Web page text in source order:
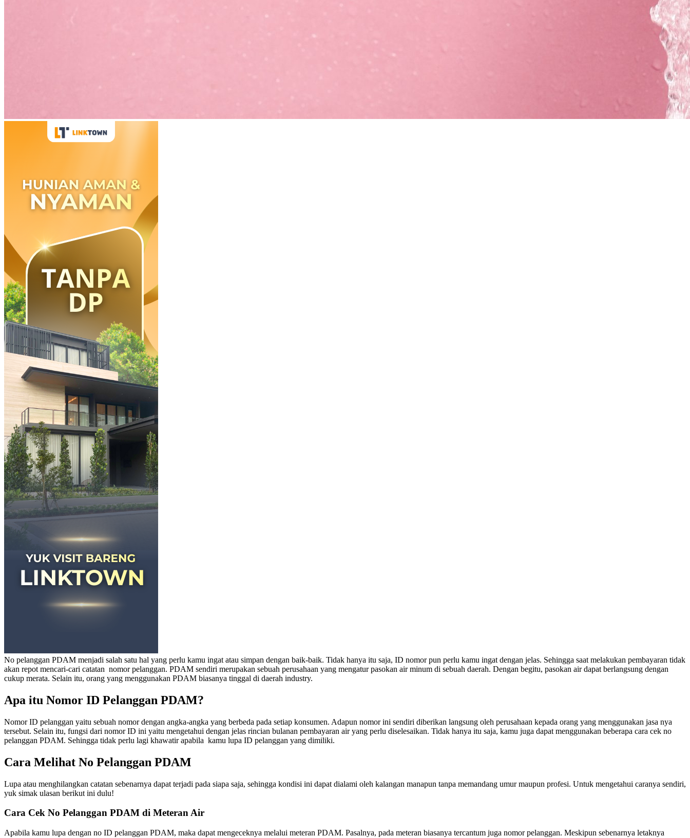
No pelanggan PDAM menjadi salah satu hal yang perlu kamu ingat atau simpan dengan baik-baik. Tidak hanya itu saja, ID nomor pun perlu kamu ingat dengan jelas. Sehingga saat melakukan pembayaran tidak
akan repot mencari-cari catatan nomor pelanggan. PDAM sendiri merupakan sebuah perusahaan yang mengatur pasokan air minum di sebuah daerah. Dengan begitu, pasokan air dapat berlangsung dengan
cukup merata. Selain itu, orang yang menggunakan PDAM biasanya tinggal di daerah industry.
Apa itu Nomor ID Pelanggan PDAM?
Nomor ID pelanggan yaitu sebuah nomor dengan angka-angka yang berbeda pada setiap konsumen. Adapun nomor ini sendiri diberikan langsung oleh perusahaan kepada orang yang menggunakan jasa nya
tersebut. Selain itu, fungsi dari nomor ID ini yaitu mengetahui dengan jelas rincian bulanan pembayaran air yang perlu diselesaikan. Tidak hanya itu saja, kamu juga dapat menggunakan beberapa cara cek no
pelanggan PDAM. Sehingga tidak perlu lagi khawatir apabila kamu lupa ID pelanggan yang dimiliki.
Cara Melihat No Pelanggan PDAM
Lupa atau menghilangkan catatan sebenarnya dapat terjadi pada siapa saja, sehingga kondisi ini dapat dialami oleh kalangan manapun tanpa memandang umur maupun profesi. Untuk mengetahui caranya sendiri,
yuk simak ulasan berikut ini dulu!
Cara Cek No Pelanggan PDAM di Meteran Air
Apabila kamu lupa dengan no ID pelanggan PDAM, maka dapat mengeceknya melalui meteran PDAM. Pasalnya, pada meteran biasanya tercantum juga nomor pelanggan. Meskipun sebenarnya letaknya